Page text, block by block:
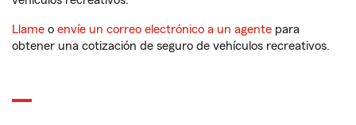
Llame o envíe un correo electrónico a un agente para
obtener una cotización de seguro de vehículos recreativos.